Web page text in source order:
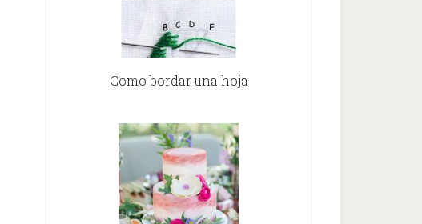
Como bordar una hoja